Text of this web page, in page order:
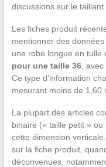
discussions sur le taillant.
Les fiches produit
mentionner des
une robe longue en tulle
pour une taille 36, avec
Ce type d’information
mesurant moins de 1,60
La plupart des articles
binaire (« taille petit »
cette dimension
sur la fiche produit,
déconvenues,